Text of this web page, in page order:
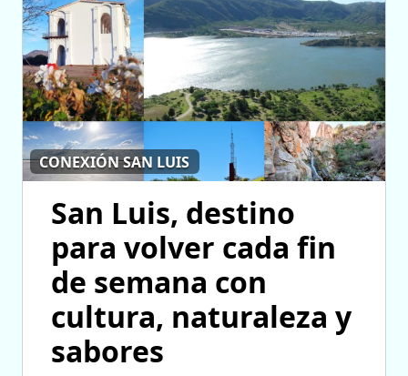
CONEXIÓN SAN LUIS
San Luis, destino
para volver cada fin
de semana con
cultura, naturaleza y
sabores